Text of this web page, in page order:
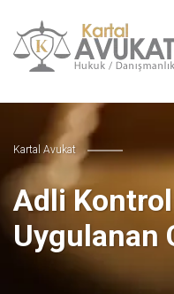
Kartal Avukat
Adli
Uygulanan